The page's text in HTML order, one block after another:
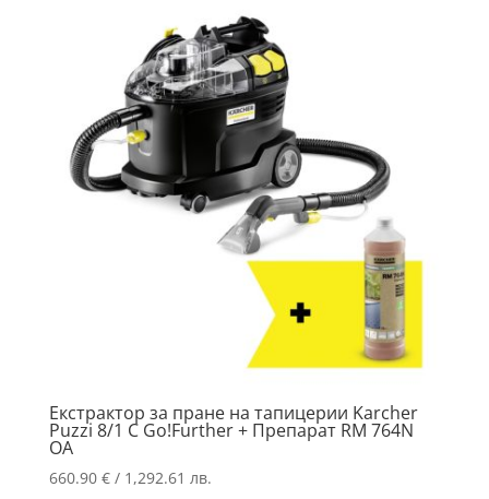
Екстрактор за пране на тапицерии Karcher
Puzzi 8/1 C Go!Further + Препарат RM 764N
OA
660.90 €/ 1,292.61 лв.